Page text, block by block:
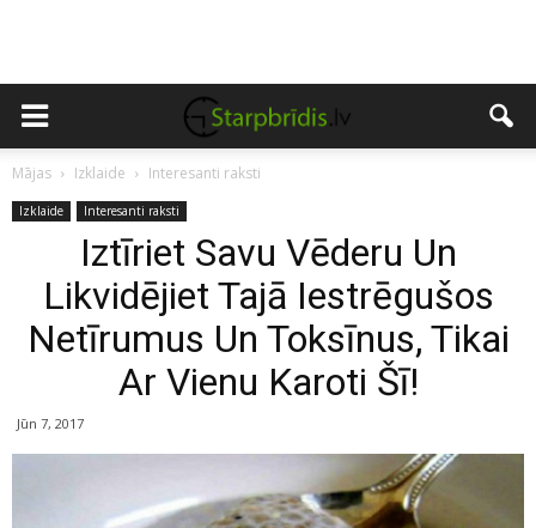
Mājas Izklaide Interesanti raksti
Izklaide Interesanti raksti
Iztīriet Savu Vēderu Un
Likvidējiet Tajā Iestrēgušos
Netīrumus Un Toksīnus, Tikai
Ar Vienu Karoti Šī!
Jūn 7, 2017